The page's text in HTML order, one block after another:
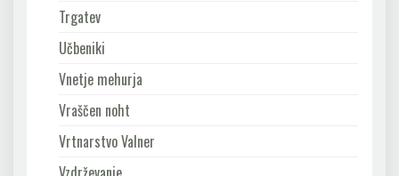
Trgatev
Učbeniki
Vnetje mehurja
Vraščen noht
Vrtnarstvo Valner